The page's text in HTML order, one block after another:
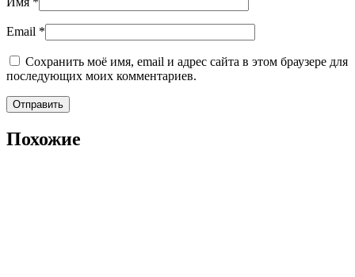
Email *
Сохранить моё имя, email и адрес сайта в этом браузере для
последующих моих комментариев.
Похожие